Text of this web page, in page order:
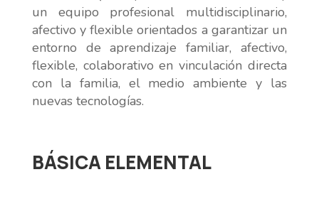
un equipo profesional multidisciplinario,
afectivo y flexible orientados a garantizar un
entorno de aprendizaje familiar, afectivo,
flexible, colaborativo en vinculación directa
con la familia, el medio ambiente y las
nuevas tecnologías.
BÁSICA ELEMENTAL